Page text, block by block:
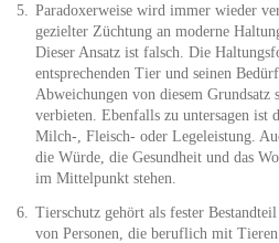
Paradoxerweise wird immer wieder
gezielter Züchtung an moderne
Dieser Ansatz ist falsch. Die
entsprechenden Tier und seinen
Abweichungen von diesem Grundsatz
verbieten. Ebenfalls zu untersagen ist
Milch-, Fleisch- oder Legeleistung.
die Würde, die Gesundheit und das
im Mittelpunkt stehen.
Tierschutz gehört als fester
von Personen, die beruflich mit